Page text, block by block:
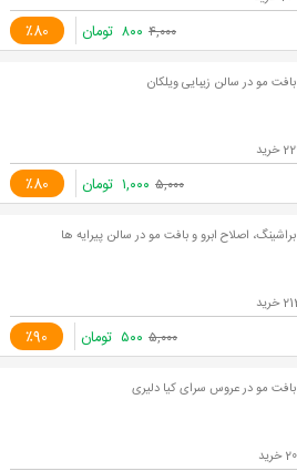
٪80 ۴,۰۰۰ ۸۰۰ تومان
بافت مو در سالن زیبایی ویلکان
٪80 ۵,۰۰۰ ۱,۰۰۰ تومان
براشینگ، اصلاح ابرو و بافت مو در سالن پیرایه ها
٪90 ۵,۰۰۰ ۵۰۰ تومان
بافت مو در عروس سرای کیا دلیری